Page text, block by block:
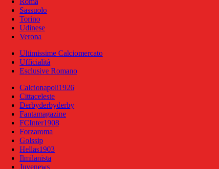
Sassuolo
Torino
Udinese
Verona
Ultimissime Calciomercato
Ufficialità
Esclusive Romano
Calcionapoli1926
Cittaceleste
Derbyderbyderby
Fantamagazine
FCInter1908
Forzaroma
Golssip
Hellas1903
Ilmilanista
Juvenews